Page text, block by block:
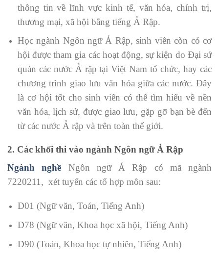
thông tin về lĩnh vực kinh tế, văn hóa, chính trị,
thương mại, xã hội bằng tiếng Ả Rập.
Học ngành Ngôn ngữ Ả Rập, sinh viên còn có cơ
hội được tham gia các hoạt động, sự kiện do Đại sứ
quán các nước Ả rập tại Việt Nam tổ chức, hay các
chương trình giao lưu văn hóa giữa các nước. Đây
là cơ hội tốt cho sinh viên có thể tìm hiểu về nền
văn hóa, lịch sử, được giao lưu, gặp gỡ bạn bè đến
từ các nước Ả rập và trên toàn thế giới.
2. Các khối thi vào ngành Ngôn ngữ Ả Rập
Ngành nghề Ngôn ngữ Ả Rập có mã ngành
7220211, xét tuyển các tổ hợp môn sau:
D01 (Ngữ văn, Toán, Tiếng Anh)
D78 (Ngữ văn, Khoa học xã hội, Tiếng Anh)
D90 (Toán, Khoa học tự nhiên, Tiếng Anh)